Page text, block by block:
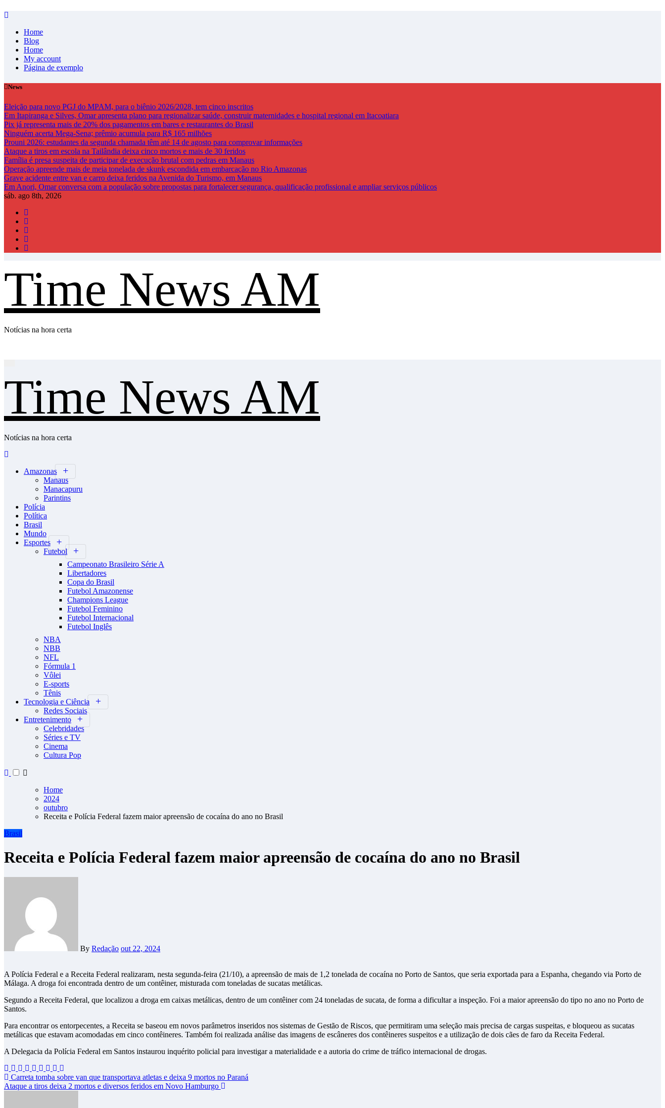
Skip
contentHome
Blog
Home
My account
Página de exemplo
News
Eleição para novo PGJ do MPAM, para o biênio 2026/2028, tem cinco inscritos
Em Itapiranga e Silves, Omar apresenta plano para regionalizar saúde, construir maternidades e hospital regional em Itacoatiara
Pix já representa mais de 20% dos pagamentos em bares e restaurantes do Brasil
Ninguém acerta Mega-Sena; prêmio acumula para R$ 165 milhões
Prouni 2026: estudantes da segunda chamada têm até 14 de agosto para comprovar informações
Ataque a tiros em escola na Tailândia deixa cinco mortos e mais de 30 feridos
Família é presa suspeita de participar de execução brutal com pedras em Manaus
Operação apreende mais de meia tonelada de skunk escondida em embarcação no Rio Amazonas
Grave acidente entre van e carro deixa feridos na Avenida do Turismo, em Manaus
Em Anori, Omar conversa com a população sobre propostas para fortalecer segurança, qualificação profissional e ampliar serviços públicos
sáb. ago 8th, 2026
Time News AM
Notícias na hora certa
Time News AM
Notícias na hora certa
Amazonas
Manaus
Manacapuru
Parintins
Polícia
Política
Brasil
Mundo
Esportes
Futebol
Campeonato Brasileiro Série A
Libertadores
Copa do Brasil
Futebol Amazonense
Champions League
Futebol Feminino
Futebol Internacional
Futebol Inglês
NBA
NBB
NFL
Fórmula 1
Vôlei
E-sports
Tênis
Tecnologia e Ciência
Redes Sociais
Entretenimento
Celebridades
Séries e TV
Cinema
Cultura Pop
Home
2024
outubro
Receita e Polícia Federal fazem maior apreensão de cocaína do ano no Brasil
Brasil
Receita e Polícia Federal fazem maior apreensão de cocaína do ano no Brasil
By Redação out 22, 2024
A Polícia Federal e a Receita Federal realizaram, nesta segunda-feira (21/10), a apreensão de mais de 1,2 tonelada de cocaína no Porto de Santos, que seria exportada para a Espanha, chegando via Porto de
Málaga. A droga foi encontrada dentro de um contêiner, misturada com toneladas de sucatas metálicas.
Segundo a Receita Federal, que localizou a droga em caixas metálicas, dentro de um contêiner com 24 toneladas de sucata, de forma a dificultar a inspeção. Foi a maior apreensão do tipo no ano no Porto de
Santos.
Para encontrar os entorpecentes, a Receita se baseou em novos parâmetros inseridos nos sistemas de Gestão de Riscos, que permitiram uma seleção mais precisa de cargas suspeitas, e bloqueou as sucatas
metálicas que estavam acomodadas em cinco contêineres. Também foi realizada análise das imagens de escâneres dos contêineres suspeitos e a utilização de dois cães de faro da Receita Federal.
A Delegacia da Polícia Federal em Santos instaurou inquérito policial para investigar a materialidade e a autoria do crime de tráfico internacional de drogas.
Navegação
de
Carreta tomba sobre van que transportava atletas e deixa 9 mortos no Paraná
Ataque a tiros deixa 2 mortos e diversos feridos em Novo Hamburgo